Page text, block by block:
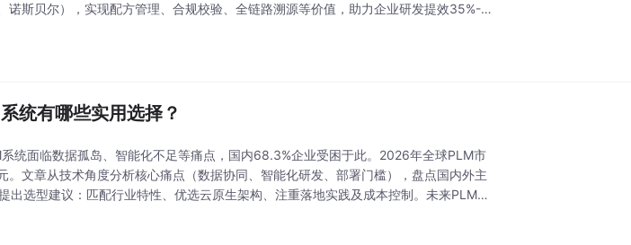
诺斯贝尔），实现配方管理、合规校验、全链路溯源等价值，助力企业研发提效35%-6
统有哪些实用选择？
统面临数据孤岛、智能化不足等痛点，国内68.3%企业受困于此。2026年全球PLM市
文章从技术角度分析核心痛点（数据协同、智能化研发、部署门槛），盘点国内外主
出选型建议：匹配行业特性、优选云原生架构、注重落地实践及成本控制。未来PLM将